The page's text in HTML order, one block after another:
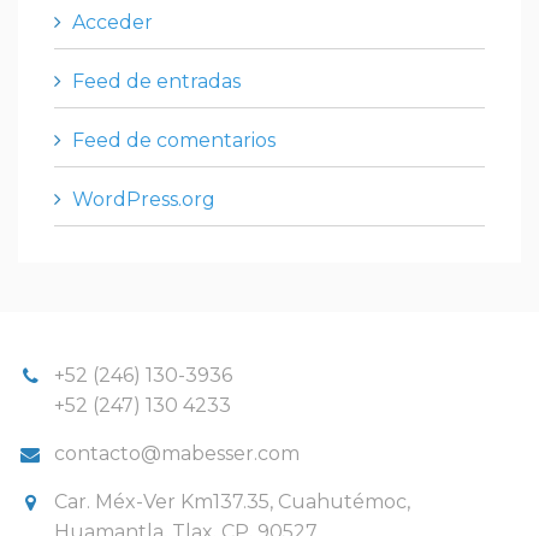
Acceder
Feed de entradas
Feed de comentarios
WordPress.org
+52 (246) 130-3936
+52 (247) 130 4233
contacto@mabesser.com
Car. Méx-Ver Km137.35, Cuahutémoc,
Huamantla, Tlax. CP. 90527